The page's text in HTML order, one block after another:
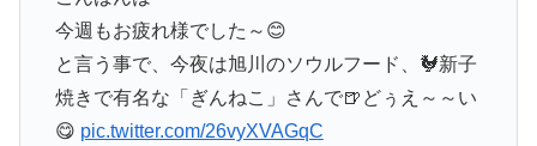
今週もお疲れ様でした～😊
と言う事で、今夜は旭川のソウルフード、🐓新子
焼きで有名な「ぎんねこ」さんで🍺どぅえ～～い
😋 pic.twitter.com/26vyXVAGqC